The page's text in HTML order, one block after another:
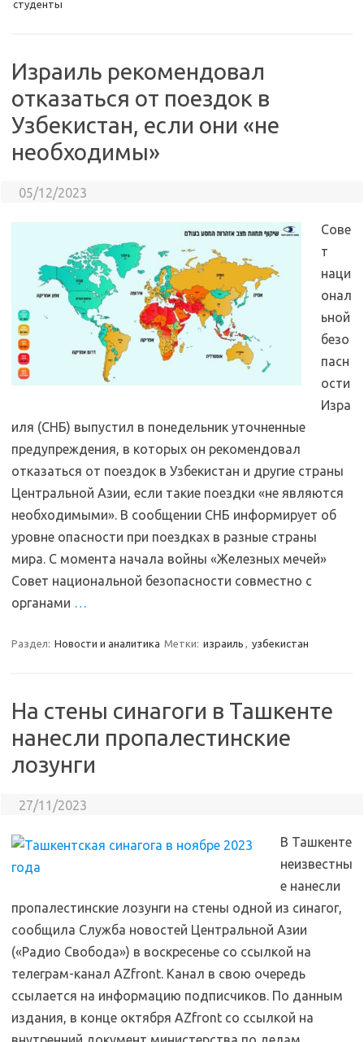
студенты
Израиль рекомендовал
отказаться от поездок в
Узбекистан, если они «не
необходимы»
05/12/2023
Сове
т
наци
онал
ьной
безо
пасн
ости
Изра
иля (СНБ) выпустил в понедельник уточненные
предупреждения, в которых он рекомендовал
отказаться от поездок в Узбекистан и другие страны
Центральной Азии, если такие поездки «не являются
необходимыми». В сообщении СНБ информирует об
уровне опасности при поездках в разные страны
мира. С момента начала войны «Железных мечей»
Совет национальной безопасности совместно с
органами …
Раздел: Новости и аналитика Метки: израиль , узбекистан
На стены синагоги в Ташкенте
нанесли пропалестинские
лозунги
27/11/2023
В Ташкенте
неизвестны
е нанесли
пропалестинские лозунги на стены одной из синагог,
сообщила Служба новостей Центральной Азии
(«Радио Свобода») в воскресенье со ссылкой на
телеграм-канал AZfront. Канал в свою очередь
ссылается на информацию подписчиков. По данным
издания, в конце октября AZfront со ссылкой на